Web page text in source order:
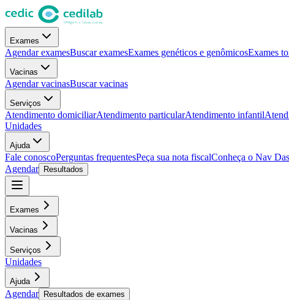
Exames
Agendar examesBuscar examesExames genéticos e genômicosExames
Vacinas
Agendar vacinasBuscar vacinas
Serviços
Atendimento domiciliarAtendimento particularAtendimento infantil
Unidades
Ajuda
Fale conoscoPerguntas frequentesPeça sua nota fiscalConheça o Nav
Agendar
Resultados
Exames
Vacinas
Serviços
Unidades
Ajuda
Agendar Resultados de exames